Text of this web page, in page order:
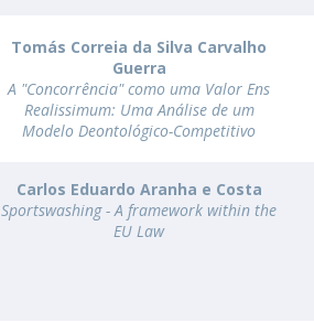
Tomás Correia da Silva Carvalho
Guerra
A "Concorrência" como uma Valor Ens
Realissimum: Uma Análise de um
Modelo Deontológico-Competitivo
Carlos Eduardo Aranha e Costa
Sportswashing - A framework within the
EU Law